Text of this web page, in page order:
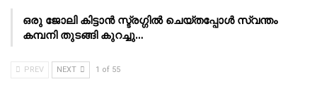
ഒരു ജോലി കിട്ടാൻ സ്ട്രഗ്ഗിൽ ചെയ്തപ്പോൾ സ്വന്തം
കമ്പനി തുടങ്ങി കുറച്ചു…
PREV NEXT 1 of 55